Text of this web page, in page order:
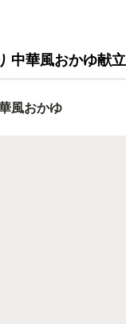
中華風おかゆ献立
風おかゆ